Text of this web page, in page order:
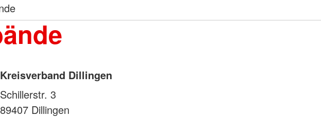
Kreisverband Dillingen
Schillerstr. 3
89407 Dillingen